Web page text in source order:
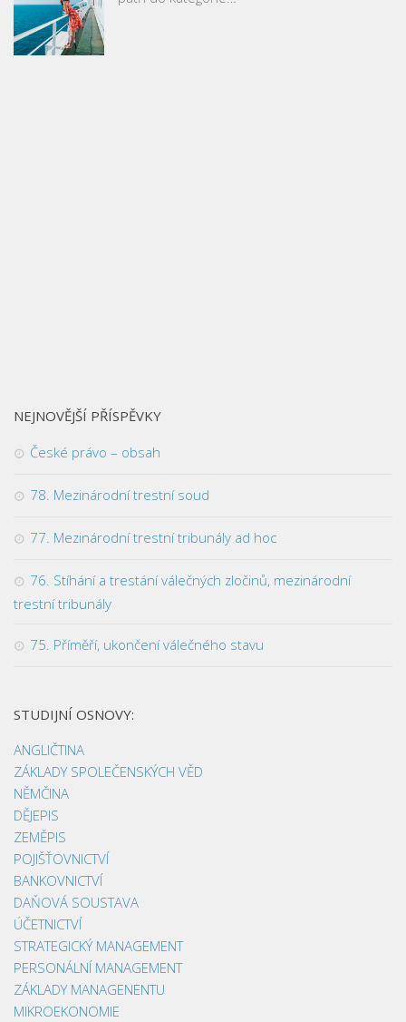
NEJNOVĚJŠÍ PŘÍSPĚVKY
České právo – obsah
78. Mezinárodní trestní soud
77. Mezinárodní trestní tribunály ad hoc
76. Stíhání a trestání válečných zločinů, mezinárodní
trestní tribunály
75. Příměří, ukončení válečného stavu
STUDIJNÍ OSNOVY:
ANGLIČTINA
ZÁKLADY SPOLEČENSKÝCH VĚD
NĚMČINA
DĚJEPIS
ZEMĚPIS
POJIŠŤOVNICTVÍ
BANKOVNICTVÍ
DAŇOVÁ SOUSTAVA
ÚČETNICTVÍ
STRATEGICKÝ MANAGEMENT
PERSONÁLNÍ MANAGEMENT
ZÁKLADY MANAGENENTU
MIKROEKONOMIE